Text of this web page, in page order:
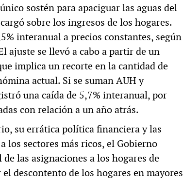
sostén para apaciguar las aguas del
sobre los ingresos de los hogares.
interanual a precios constantes, según
ajuste se llevó a cabo a partir de un
implica un recorte en la cantidad de
actual. Si se suman AUH y
una caída de 5,7% interanual, por
con relación a un año atrás.
su errática política financiera y las
los sectores más ricos, el Gobierno
las asignaciones a los hogares de
descontento de los hogares en mayores